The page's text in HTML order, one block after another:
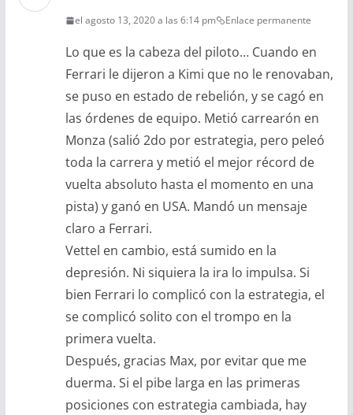
el agosto 13, 2020 a las 6:14 pm Enlace permanente
Lo que es la cabeza del piloto… Cuando en
Ferrari le dijeron a Kimi que no le renovaban,
se puso en estado de rebelión, y se cagó en
las órdenes de equipo. Metió carrearón en
Monza (salió 2do por estrategia, pero peleó
toda la carrera y metió el mejor récord de
vuelta absoluto hasta el momento en una
pista) y ganó en USA. Mandó un mensaje
claro a Ferrari.
Vettel en cambio, está sumido en la
depresión. Ni siquiera la ira lo impulsa. Si
bien Ferrari lo complicó con la estrategia, el
se complicó solito con el trompo en la
primera vuelta.
Después, gracias Max, por evitar que me
duerma. Si el pibe larga en las primeras
posiciones con estrategia cambiada, hay